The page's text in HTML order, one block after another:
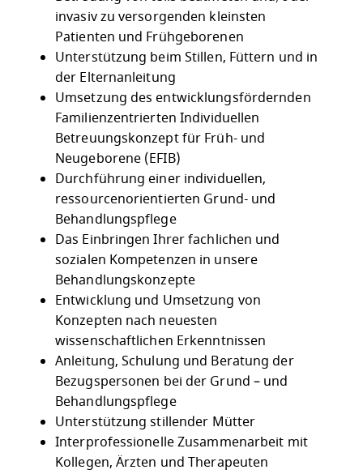
invasiv zu versorgenden kleinsten
Patienten und Frühgeborenen
Unterstützung beim Stillen, Füttern und in
der Elternanleitung
Umsetzung des entwicklungsfördernden
Familienzentrierten Individuellen
Betreuungskonzept für Früh- und
Neugeborene (EFIB)
Durchführung einer individuellen,
ressourcenorientierten Grund- und
Behandlungspflege
Das Einbringen Ihrer fachlichen und
sozialen Kompetenzen in unsere
Behandlungskonzepte
Entwicklung und Umsetzung von
Konzepten nach neuesten
wissenschaftlichen Erkenntnissen
Anleitung, Schulung und Beratung der
Bezugspersonen bei der Grund – und
Behandlungspflege
Unterstützung stillender Mütter
Interprofessionelle Zusammenarbeit mit
Kollegen, Ärzten und Therapeuten